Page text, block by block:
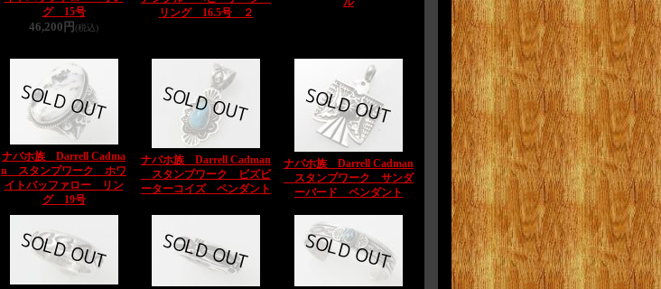
グ 15号
46,200円(税込)
リング 16.5号 ２
ナバホ族 Darrell Cadma
n スタンプワーク ホワ
イトバッファロー リン
グ 19号
ナバホ族 Darrell Cadman
スタンプワーク ビズビ
ーターコイズ ペンダント
ナバホ族 Darrell Cadman
スタンプワーク サンダ
ーバード ペンダント